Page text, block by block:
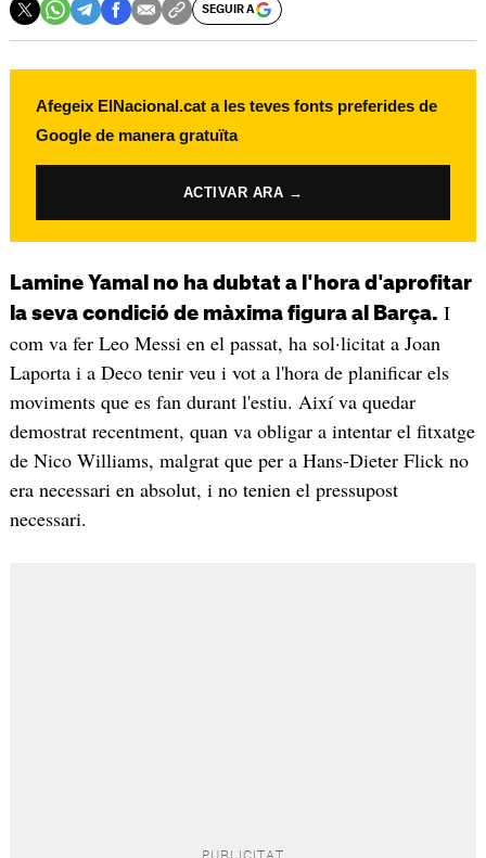
SEGUIR A
Afegeix ElNacional.cat a les teves fonts preferides de
Google de manera gratuïta
ACTIVAR ARA →
Lamine Yamal no ha dubtat a l'hora d'aprofitar
la seva condició de màxima figura al Barça. I
com va fer Leo Messi en el passat, ha sol·licitat a Joan
Laporta i a Deco tenir veu i vot a l'hora de planificar els
moviments que es fan durant l'estiu. Així va quedar
demostrat recentment, quan va obligar a intentar el fitxatge
de Nico Williams, malgrat que per a Hans-Dieter Flick no
era necessari en absolut, i no tenien el pressupost
necessari.